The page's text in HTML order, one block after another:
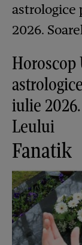
Horoscop
iulie
Leului
Fanatik